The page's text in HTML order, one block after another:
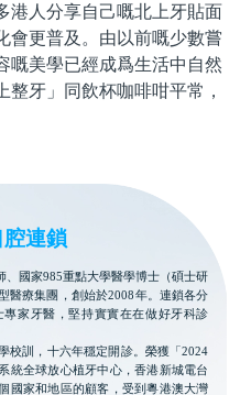
人分享自己嘅北上牙貼面
會更普及。由以前嘅少數嘗
嘅美學已經成爲生活中自然
牙」同飲杯咖啡咁平常，
連鎖
、國家985重點大學醫學博士（碩士研
醫療集團，創始於2008年。連鎖各分
家牙醫，堅持實實在在做好牙科診
校訓，十六年穩定開診。榮獲「2024
統全球放心植牙中心，香港新城電台
國家和地區的顧客，受到粵港澳大灣